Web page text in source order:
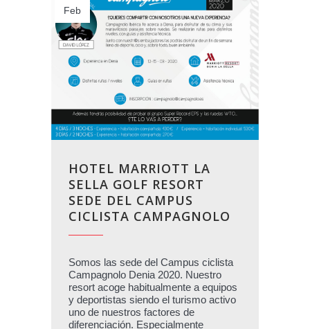
Feb
HOTEL MARRIOTT LA
SELLA GOLF RESORT
SEDE DEL CAMPUS
CICLISTA CAMPAGNOLO
Somos las sede del Campus ciclista
Campagnolo Denia 2020. Nuestro
resort acoge habitualmente a equipos
y deportistas siendo el turismo activo
uno de nuestros factores de
diferenciación. Especialmente